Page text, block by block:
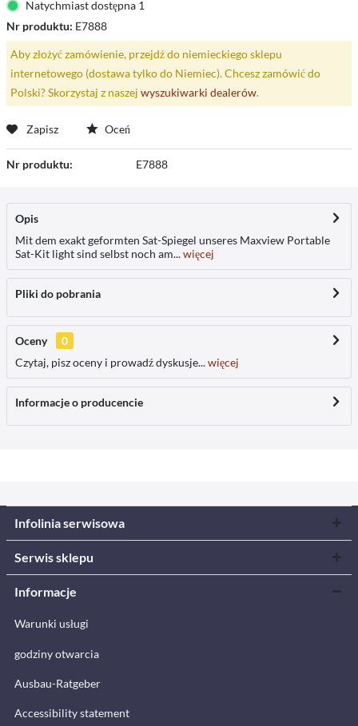
Natychmiast dostępna 1
Nr produktu: E7888
Aby złożyć zamówienie, przejdź do niemieckiego sklepu
internetowego (dostawa tylko do Niemiec). Chcesz zamówić do
Polski? Skorzystaj z naszej wyszukiwarki dealerów.
Zapisz Oceń
Nr produktu: E7888
Opis
Mit dem exakt geformten Sat-Spiegel unseres Maxview Portable
Sat-Kit light sind selbst noch am...więcej
Pliki do pobrania
Oceny
0
Czytaj, pisz oceny i prowadź dyskusje...więcej
Informacje o producencie
Infolinia serwisowa
Serwis sklepu
Informacje
Warunki usługi
godziny otwarcia
Ausbau-Ratgeber
Accessibility statement